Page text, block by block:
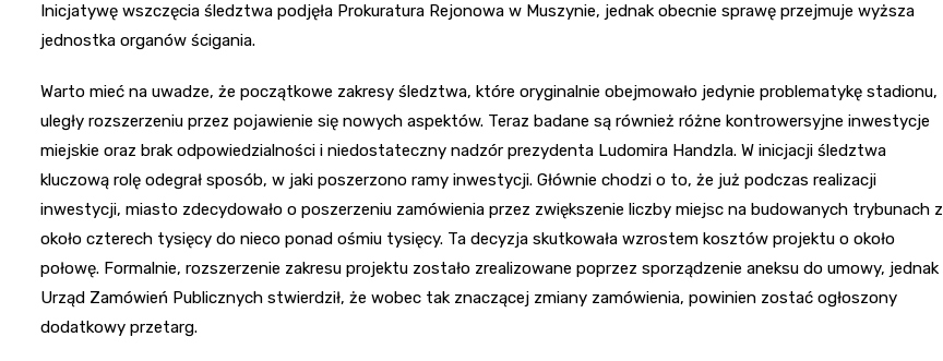
Inicjatywę wszczęcia śledztwa podjęła Prokuratura Rejonowa w Muszynie, jednak obecnie sprawę przejmuje wyższa
jednostka organów ścigania.
Warto mieć na uwadze, że początkowe zakresy śledztwa, które oryginalnie obejmowało jedynie problematykę stadionu,
uległy rozszerzeniu przez pojawienie się nowych aspektów. Teraz badane są również różne kontrowersyjne inwestycje
miejskie oraz brak odpowiedzialności i niedostateczny nadzór prezydenta Ludomira Handzla. W inicjacji śledztwa
kluczową rolę odegrał sposób, w jaki poszerzono ramy inwestycji. Głównie chodzi o to, że już podczas realizacji
inwestycji, miasto zdecydowało o poszerzeniu zamówienia przez zwiększenie liczby miejsc na budowanych trybunach z
około czterech tysięcy do nieco ponad ośmiu tysięcy. Ta decyzja skutkowała wzrostem kosztów projektu o około
połowę. Formalnie, rozszerzenie zakresu projektu zostało zrealizowane poprzez sporządzenie aneksu do umowy, jednak
Urząd Zamówień Publicznych stwierdził, że wobec tak znaczącej zmiany zamówienia, powinien zostać ogłoszony
dodatkowy przetarg.